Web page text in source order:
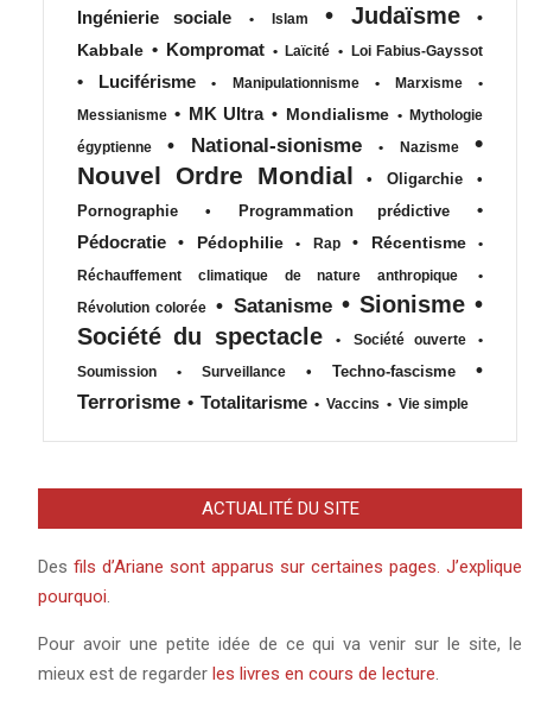
Ingénierie sociale
• Islam • Judaïsme
•
Kabbale • Kompromat • Laïcité • Loi Fabius-Gayssot
• Luciférisme • Manipulationnisme • Marxisme
•
Messianisme • MK Ultra • Mondialisme • Mythologie
égyptienne
• National-sionisme • Nazisme
•
Nouvel Ordre Mondial
• Oligarchie
•
Pornographie
• Programmation prédictive
•
Pédocratie
• Pédophilie • Rap • Récentisme
•
Réchauffement climatique de nature anthropique
•
Révolution colorée • Satanisme • Sionisme •
Société du spectacle
• Société ouverte
•
Soumission
• Surveillance • Techno-fascisme
•
Terrorisme • Totalitarisme • Vaccins • Vie simple
ACTUALITÉ DU SITE
Des fils d’Ariane sont apparus sur certaines pages. J’explique
pourquoi.
Pour avoir une petite idée de ce qui va venir sur le site, le
mieux est de regarder les livres en cours de lecture.